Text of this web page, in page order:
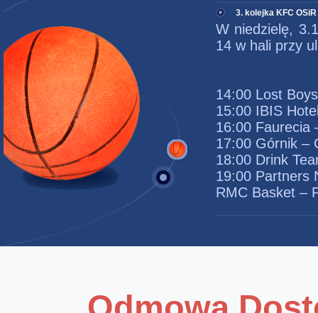
3. kolejka KFC
W niedzielę,
14 w hali przy
14:00 Lost
15:00 IBIS
16:00 Faurecia
17:00 Górnik –
18:00 Drink
19:00 Partners
RMC Basket –